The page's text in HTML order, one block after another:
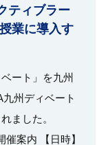
ティブラー
業に導入す
ート」を九州
州ディベート
ました。
案内 【日時】